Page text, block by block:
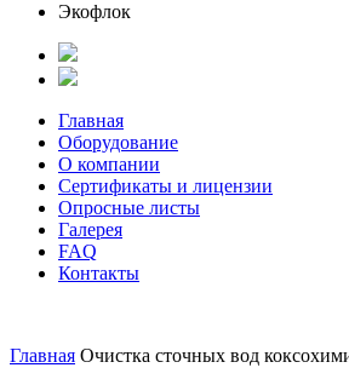
Экофлок
Главная
Оборудование
О компании
Сертификаты и лицензии
Опросные листы
Галерея
FAQ
Контакты
Главная Очистка сточных вод